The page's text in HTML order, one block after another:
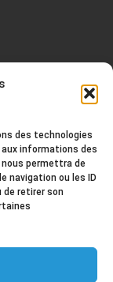
des technologies
informations des
permettra de
navigation ou les ID
de retirer son